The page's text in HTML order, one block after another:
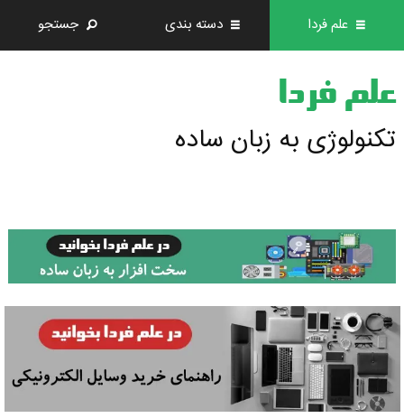
علم فردا دسته بندی جستجو
علم فردا
تکنولوژی به زبان ساده